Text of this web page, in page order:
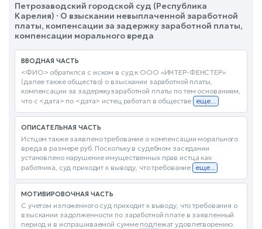
Петрозаводский городской суд (Республика
Карелия) · О взыскании невыплаченной заработной
платы, компенсации за задержку заработной платы,
компенсации морального вреда
ВВОДНАЯ ЧАСТЬ
<ФИО> обратился с иском в суд к ООО «ИНТЕР-ФЕНСТЕР»
(далее также общество) о взыскании заработной платы,
компенсации за задержкузаработной платы по тем основаниям,
что с <дата> по <дата> истец работал в обществе еще...
ОПИСАТЕЛЬНАЯ ЧАСТЬ
Истцом также заявлено требование о компенсации морального
вреда в размере руб. Поскольку в судебном заседании
установлено нарушение имущественных прав истца как
работника, суд приходит к выводу, что требование еще...
МОТИВИРОВОЧНАЯ ЧАСТЬ
С учетом изложенного суд приходит к выводу, что требования о
взыскании задолженности по заработной плате в заявленный
период и в испрашиваемой сумме подлежат удовлетворению.